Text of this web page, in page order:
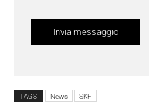
TAGS News SKF